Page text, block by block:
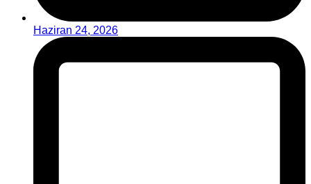
Haziran 24, 2026